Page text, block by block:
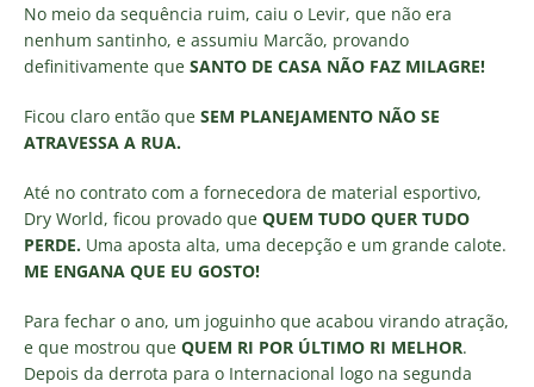
No meio da sequência ruim, caiu o Levir, que não era
nenhum santinho, e assumiu Marcão, provando
definitivamente que SANTO DE CASA NÃO FAZ MILAGRE!
Ficou claro então que SEM PLANEJAMENTO NÃO SE
ATRAVESSA A RUA.
Até no contrato com a fornecedora de material esportivo,
Dry World, ficou provado que QUEM TUDO QUER TUDO
PERDE. Uma aposta alta, uma decepção e um grande calote.
ME ENGANA QUE EU GOSTO!
Para fechar o ano, um joguinho que acabou virando atração,
e que mostrou que QUEM RI POR ÚLTIMO RI MELHOR.
Depois da derrota para o Internacional logo na segunda